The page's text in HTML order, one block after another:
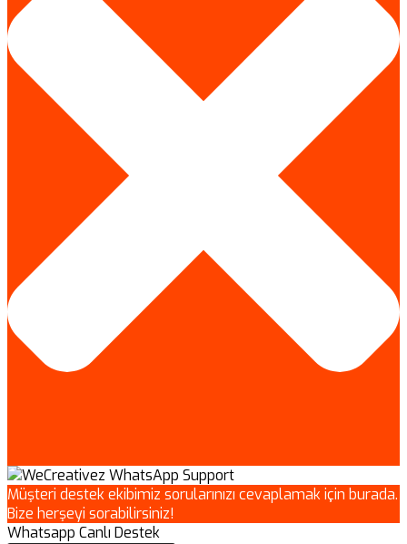
Müşteri destek ekibimiz sorularınızı cevaplamak için burada.
Bize herşeyi sorabilirsiniz!
Whatsapp Canlı Destek